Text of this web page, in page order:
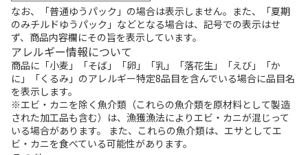
なお、「普通ゆうパック」の場合は表示しません。また、「夏期
のみチルドゆうパック」などとなる場合は、記号での表示はせ
ず、商品内容欄にその旨を表示しています。
アレルギー情報について
商品に「小麦」「そば」「卵」「乳」「落花生」「えび」「か
に」「くるみ」のアレルギー特定8品目を含んでいる場合に品目名
を表示します。
※エビ・カニを除く魚介類（これらの魚介類を原材料として製造
された加工品も含む）は、漁獲漁法によりエビ・カニが混じって
いる場合があります。 また、これらの魚介類は、エサとしてエ
ビ・カニを食べている可能性があります。